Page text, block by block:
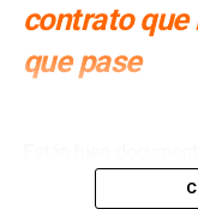
contrato
que pase
ha tenido San Luis